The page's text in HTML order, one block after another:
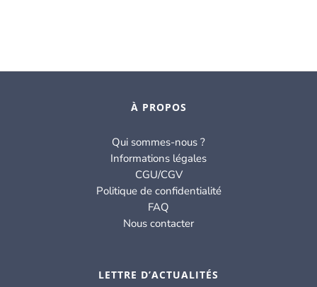
À PROPOS
Qui sommes-nous ?
Informations légales
CGU/CGV
Politique de confidentialité
FAQ
Nous contacter
LETTRE D’ACTUALITÉS